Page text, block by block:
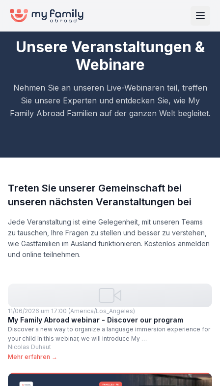
Unsere Veranstaltungen &
Webinare
Nehmen Sie an unseren Live-Webinaren teil, treffen
Sie unsere Experten und entdecken Sie, wie My
Family Abroad Familien auf der ganzen Welt begleitet.
Treten Sie unserer Gemeinschaft bei
unseren nächsten Veranstaltungen bei
Jede Veranstaltung ist eine Gelegenheit, mit unseren Teams
zu tauschen, Ihre Fragen zu stellen und besser zu verstehen,
wie Gastfamilien im Ausland funktionieren. Kostenlos anmelden
und online teilnehmen.
11/06/2026 um 17:00 (America/Los_Angeles)
My Family Abroad webinar - Discover our program
Discover a new way to organize a language immersion experience for
your child In this webinar, we will introduce My …
Nicolas Duhaut
Mehr erfahren →